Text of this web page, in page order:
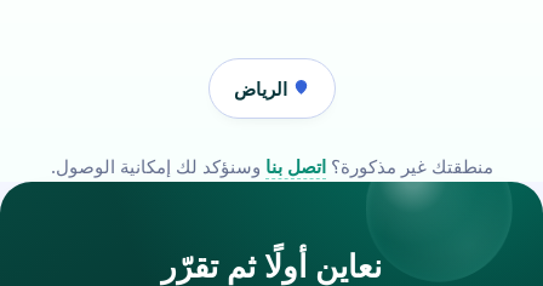
الرياض
منطقتك غير مذكورة؟اتصل بنا وسنؤكد لك إمكانية الوصول.
نعاين أولًا ثم تقرّر